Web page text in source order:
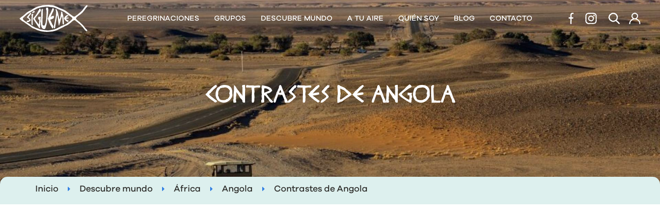
PEREGRINACIONES GRUPOS DESCUBRE MUNDO A TU AIRE QUIÉN SOY BLOG CONTACTO
CONTRASTES DE ANGOLA
Inicio Descubre mundo África Angola Contrastes de Angola